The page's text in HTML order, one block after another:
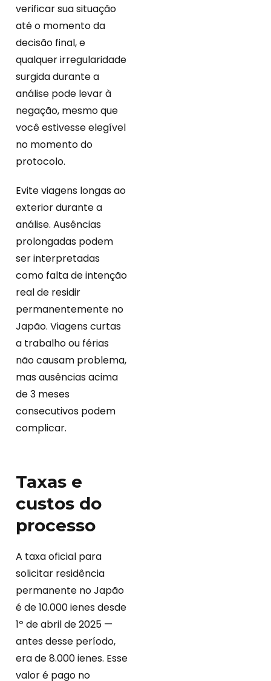
verificar sua situação
até o momento da
decisão final, e
qualquer irregularidade
surgida durante a
análise pode levar à
negação, mesmo que
você estivesse elegível
no momento do
protocolo.
Evite viagens longas ao
exterior durante a
análise. Ausências
prolongadas podem
ser interpretadas
como falta de intenção
real de residir
permanentemente no
Japão. Viagens curtas
a trabalho ou férias
não causam problema,
mas ausências acima
de 3 meses
consecutivos podem
complicar.
Taxas e
custos do
processo
A taxa oficial para
solicitar residência
permanente no Japão
é de 10.000 ienes desde
1º de abril de 2025 —
antes desse período,
era de 8.000 ienes. Esse
valor é pago no